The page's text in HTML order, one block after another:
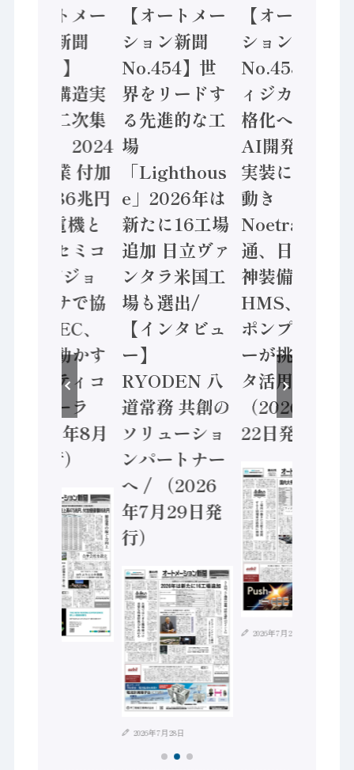
【オートメー
ション新聞
No.455】
「経済構造実
態調査二次集
計結果」2024
年製造業 付加
価値額86兆円
/ 三菱電機と
ソニーセミコ
ン AIビジョ
ンセンサで協
業 / IDEC、
安全に動かす
セーフティコ
ントローラ
（2026年8月
5日発行）
【オートメー
ション新聞
No.454】世
界をリードす
る先進的な工
場
「Lighthous
e」2026年は
新たに16工場
追加 日立ヴァ
ンタラ米国工
場も選出/
【インタビュ
ー】
RYODEN 八
道常務 共創の
ソリューショ
ンパートナー
へ / （2026
年7月29日発
行）
2026年7月28日
【オートメー
ション新聞
No.453】フ
ィジカルAI本
格化へ 国産
AI開発や社会
実装に活発な
動き
Noetra、富士
通、日立 / 兵
神装備 ×
HMS、老舗
ポンプメーカ
ーが挑むデー
タ活用 など
（2026年7月
22日発行）
2026年7月21日